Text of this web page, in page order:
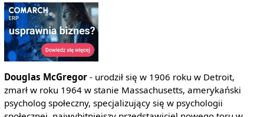
Douglas McGregor- urodził się w 1906 roku w Detroit,
zmarł w roku 1964 w stanie Massachusetts, amerykański
psycholog społeczny, specjalizujący się w psychologii